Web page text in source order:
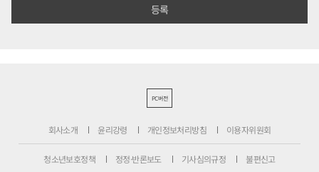
PC버전
회사소개 윤리강령 개인정보처리방침 이용자위원회
청소년보호정책 정정·반론보도 기사심의규정 불편신고